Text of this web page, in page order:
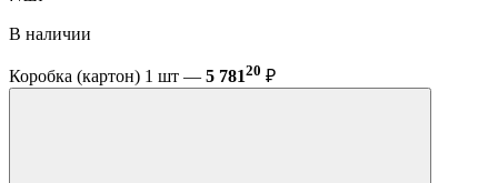
В наличии
Коробка (картон) 1 шт — 5 78120 ₽